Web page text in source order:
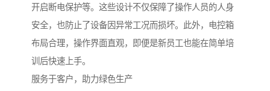
开启断电保护等。这些设计不仅保障了操作人员的人身
安全，也防止了设备因异常工况而损坏。此外，电控箱
布局合理，操作界面直观，即便是新员工也能在简单培
训后快速上手。
服务于客户，助力绿色生产